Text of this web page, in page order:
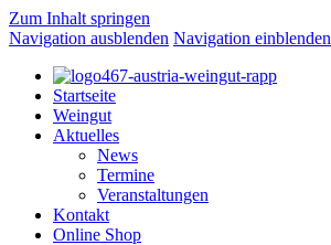
Zum Inhalt springen
Navigation ausblenden Navigation einblenden
Startseite
Weingut
Aktuelles
News
Termine
Veranstaltungen
Kontakt
Online Shop